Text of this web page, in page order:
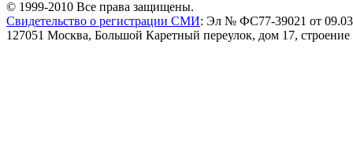
© 1999-2010 Все права защищены.
Свидетельство о регистрации СМИ: Эл № ФС77-39021 от
127051 Москва, Большой Каретный переулок, дом 17, строение